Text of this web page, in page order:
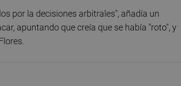
por la decisiones arbitrales", añadía un
apuntando que creía que se había "roto", y